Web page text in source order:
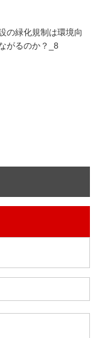
の緑化規制は環境向
がるのか？_8